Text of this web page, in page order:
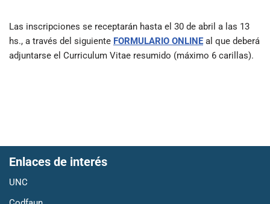
Las inscripciones se receptarán hasta el 30 de abril a las 13
hs., a través del siguiente FORMULARIO ONLINE al que deberá
adjuntarse el Curriculum Vitae resumido (máximo 6 carillas).
Enlaces de interés
UNC